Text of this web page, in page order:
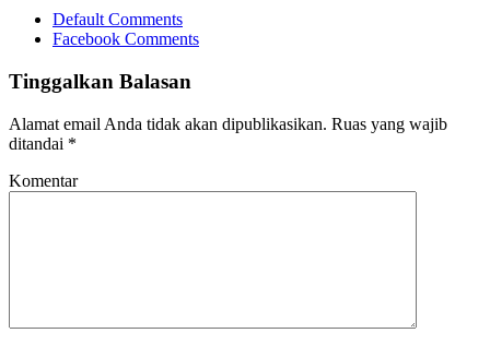
Default Comments
Facebook Comments
Tinggalkan Balasan
Alamat email Anda tidak akan dipublikasikan. Ruas yang wajib
ditandai *
Komentar